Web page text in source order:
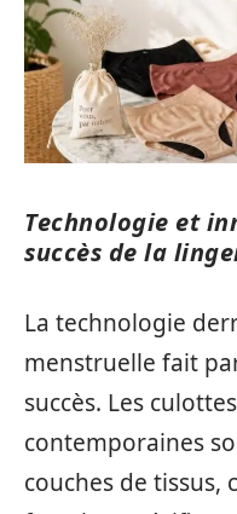
Technologie et
succès de la
La technologie
menstruelle fait
succès. Les
contemporaines
couches de tissus,